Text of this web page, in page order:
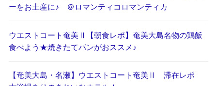
ーをお土産に♪ ＠ロマンティコロマンティカ
ウエストコート奄美Ⅱ【朝食レポ】奄美大島名物の鶏飯
食べよう★焼きたてパンがおススメ♪
【奄美大島・名瀬】ウエストコート奄美Ⅱ 滞在レポ